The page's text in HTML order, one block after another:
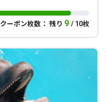
クーポン枚数： 残り 9 / 10枚